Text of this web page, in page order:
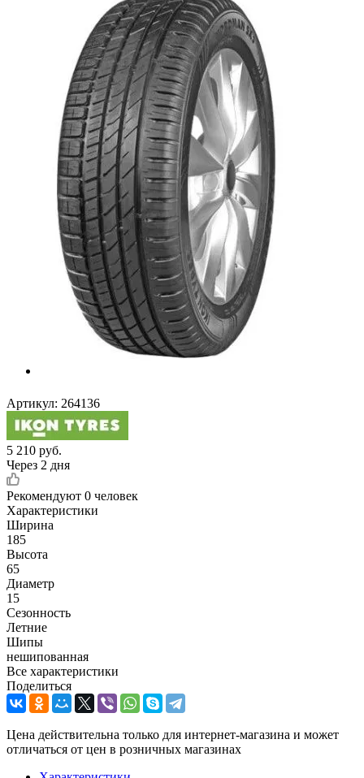
Артикул: 264136
5 210 руб.
Через 2 дня
Рекомендуют 0 человек
Характеристики
Ширина
185
Высота
65
Диаметр
15
Сезонность
Летние
Шипы
нешипованная
Все характеристики
Поделиться
Цена действительна только для интернет-магазина и может
отличаться от цен в розничных магазинах